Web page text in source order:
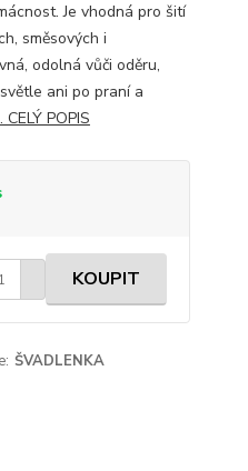
Je vhodná pro šití
směsových i
odolná vůči oděru,
ani po praní a
CELÝ POPIS
KOUPIT
ŠVADLENKA